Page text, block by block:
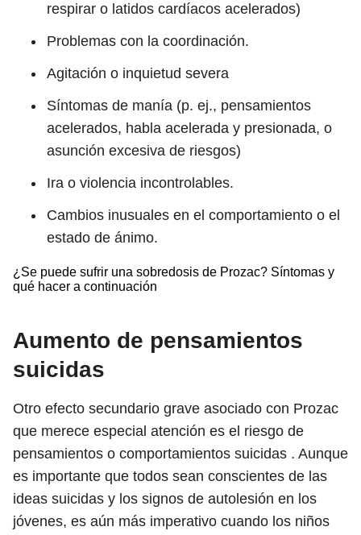
respirar o latidos cardíacos acelerados)
Problemas con la coordinación.
Agitación o inquietud severa
Síntomas de manía (p. ej., pensamientos
acelerados, habla acelerada y presionada, o
asunción excesiva de riesgos)
Ira o violencia incontrolables.
Cambios inusuales en el comportamiento o el
estado de ánimo.
¿Se puede sufrir una sobredosis de Prozac? Síntomas y
qué hacer a continuación
Aumento de pensamientos
suicidas
Otro efecto secundario grave asociado con Prozac
que merece especial atención es el riesgo de
pensamientos o comportamientos suicidas . Aunque
es importante que todos sean conscientes de las
ideas suicidas y los signos de autolesión en los
jóvenes, es aún más imperativo cuando los niños